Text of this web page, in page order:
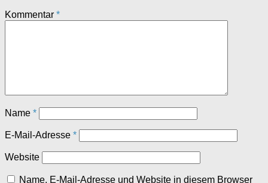
Kommentar *
Name *
E-Mail-Adresse *
Website
Name, E-Mail-Adresse und Website in diesem Browser